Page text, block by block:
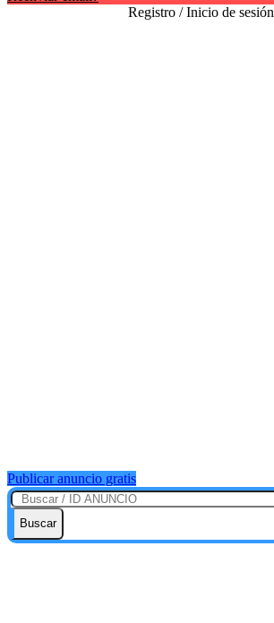
Registro / Inicio de sesión
Publicar anuncio gratis
Buscar